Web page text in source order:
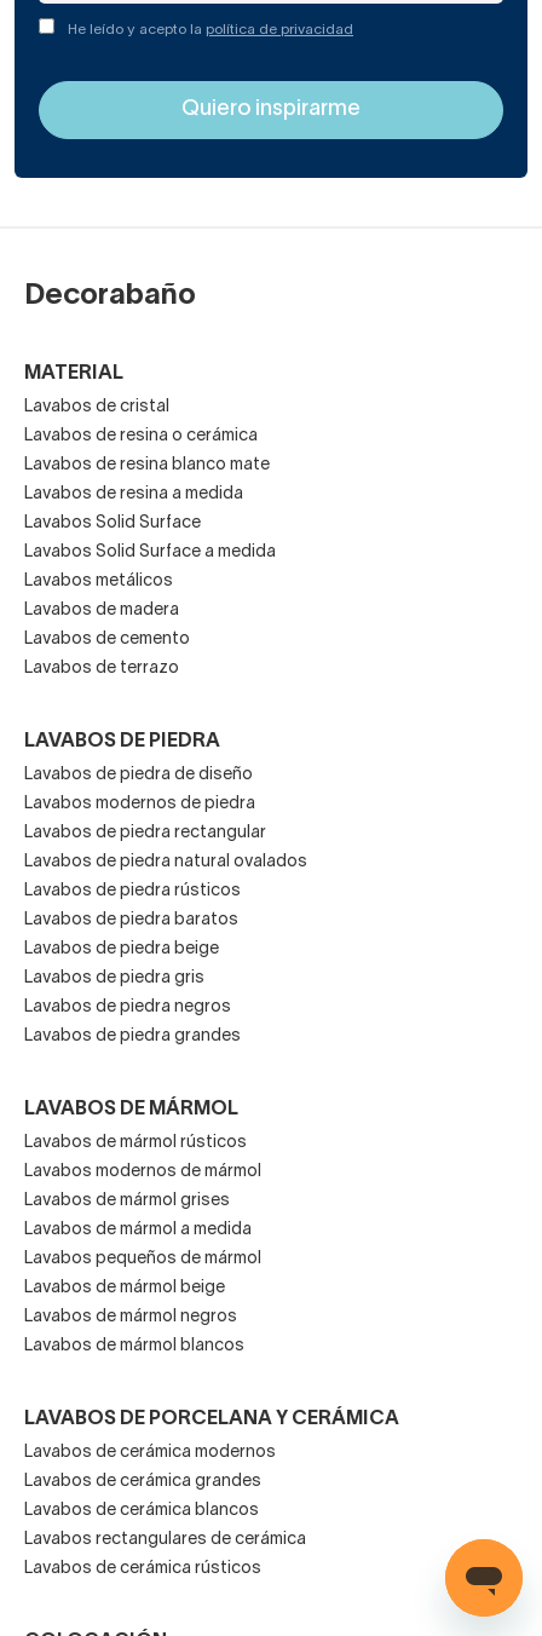
He leído y acepto la política de privacidad
Decorabaño
MATERIAL
Lavabos de cristal
Lavabos de resina o cerámica
Lavabos de resina blanco mate
Lavabos de resina a medida
Lavabos Solid Surface
Lavabos Solid Surface a medida
Lavabos metálicos
Lavabos de madera
Lavabos de cemento
Lavabos de terrazo
LAVABOS DE PIEDRA
Lavabos de piedra de diseño
Lavabos modernos de piedra
Lavabos de piedra rectangular
Lavabos de piedra natural ovalados
Lavabos de piedra rústicos
Lavabos de piedra baratos
Lavabos de piedra beige
Lavabos de piedra gris
Lavabos de piedra negros
Lavabos de piedra grandes
LAVABOS DE MÁRMOL
Lavabos de mármol rústicos
Lavabos modernos de mármol
Lavabos de mármol grises
Lavabos de mármol a medida
Lavabos pequeños de mármol
Lavabos de mármol beige
Lavabos de mármol negros
Lavabos de mármol blancos
LAVABOS DE PORCELANA Y CERÁMICA
Lavabos de cerámica modernos
Lavabos de cerámica grandes
Lavabos de cerámica blancos
Lavabos rectangulares de cerámica
Lavabos de cerámica rústicos